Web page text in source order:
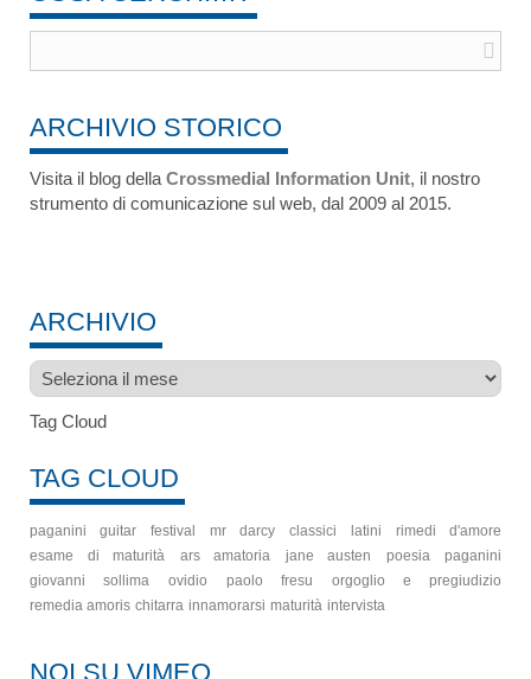
ARCHIVIO STORICO
Visita il blog della Crossmedial Information Unit, il nostro
strumento di comunicazione sul web, dal 2009 al 2015.
ARCHIVIO
Archivio
Tag Cloud
TAG CLOUD
paganini guitar festival mr darcy classici latini
rimedi d'amore
esame di maturità
ars amatoria jane austen poesia
paganini
giovanni sollima
ovidio paolo fresu
orgoglio e pregiudizio
remedia amoris chitarra innamorarsi maturità intervista
NOI SU VIMEO